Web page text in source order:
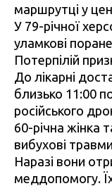
маршрутці у
У 79-річної
уламкові
Потерпілій
До лікарні
близько 11:00
російського
60-річна жінка
вибухові
Наразі вони
меддопомогу.